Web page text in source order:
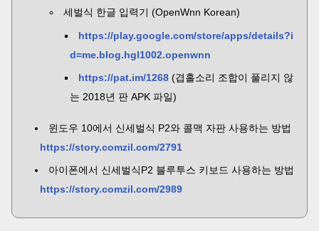
세벌식 한글 입력기 (OpenWnn Korean)
https://play.google.com/store/apps/details?i
d=me.blog.hgl1002.openwnn
https://pat.im/1268 (겹홀소리 조합이 풀리지 않
는 2018년 판 APK 파일)
윈도우 10에서 신세벌식 P2와 콜맥 자판 사용하는 방법
https://story.comzil.com/2791
아이폰에서 신세벌식P2 블루투스 키보드 사용하는 방법
https://story.comzil.com/2989